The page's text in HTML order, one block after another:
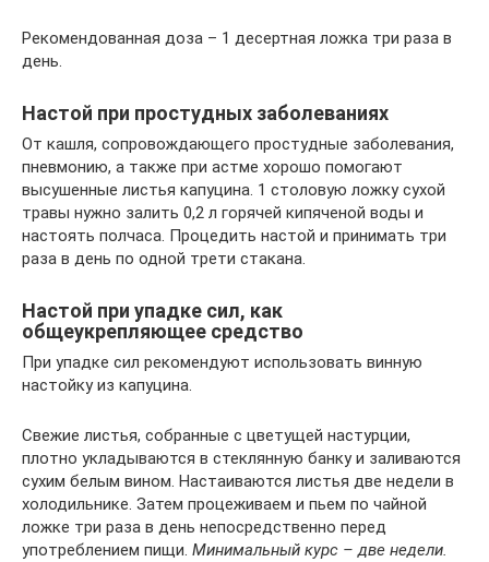
Рекомендованная доза – 1 десертная ложка три раза в
день.
Настой при простудных заболеваниях
От кашля, сопровождающего простудные заболевания,
пневмонию, а также при астме хорошо помогают
высушенные листья капуцина. 1 столовую ложку сухой
травы нужно залить 0,2 л горячей кипяченой воды и
настоять полчаса. Процедить настой и принимать три
раза в день по одной трети стакана.
Настой при упадке сил, как
общеукрепляющее средство
При упадке сил рекомендуют использовать винную
настойку из капуцина.
Свежие листья, собранные с цветущей настурции,
плотно укладываются в стеклянную банку и заливаются
сухим белым вином. Настаиваются листья две недели в
холодильнике. Затем процеживаем и пьем по чайной
ложке три раза в день непосредственно перед
употреблением пищи. Минимальный курс – две недели.